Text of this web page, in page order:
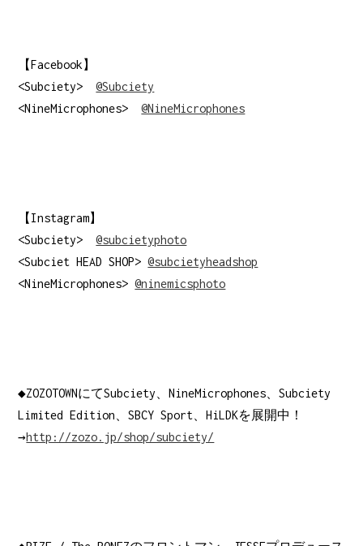
【Facebook】
<Subciety>@Subciety
<NineMicrophones>@NineMicrophones
【Instagram】
<Subciety>@subcietyphoto
<Subciet HEAD SHOP>@subcietyheadshop
<NineMicrophones>@ninemicsphoto
◆ZOZOTOWNにてSubciety、NineMicrophones、Subciety
Limited Edition、SBCY Sport、HiLDKを展開中！
→http://zozo.jp/shop/subciety/